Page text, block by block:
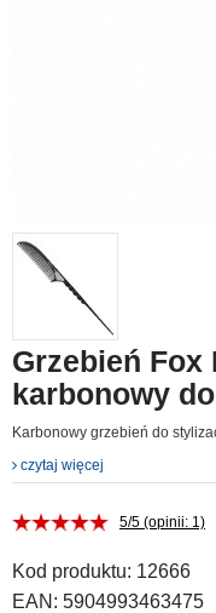
Grzebień Fox
karbonowy
Karbonowy grzebień do
czytaj więcej
5/5 (opinii: 1)
Kod produktu: 12666
EAN: 5904993463475